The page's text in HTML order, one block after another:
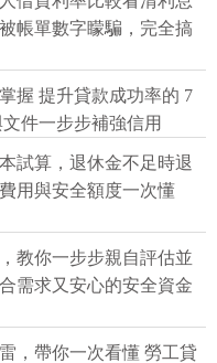
帳單數字矇騙，完全搞
握 提升貸款成功率的 7
件一步步補強信用
試算，退休金不足時退
用與安全額度一次懂
教你一步步親自評估並
需求又安心的安全資金
，帶你一次看懂 勞工貸